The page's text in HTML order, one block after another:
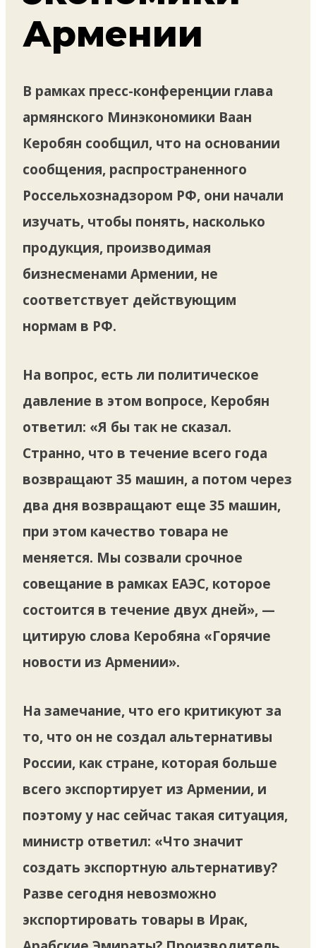
Армении
В рамках пресс-конференции глава
армянского Минэкономики Ваан
Керобян сообщил, что на основании
сообщения, распространенного
Россельхознадзором РФ, они начали
изучать, чтобы понять, насколько
продукция, производимая
бизнесменами Армении, не
соответствует действующим
нормам в РФ.
На вопрос, есть ли политическое
давление в этом вопросе, Керобян
ответил: «Я бы так не сказал.
Странно, что в течение всего года
возвращают 35 машин, а потом через
два дня возвращают еще 35 машин,
при этом качество товара не
меняется. Мы созвали срочное
совещание в рамках ЕАЭС, которое
состоится в течение двух дней», —
цитирую слова Керобяна «Горячие
новости из Армении».
На замечание, что его критикуют за
то, что он не создал альтернативы
России, как стране, которая больше
всего экспортирует из Армении, и
поэтому у нас сейчас такая ситуация,
министр ответил: «Что значит
создать экспортную альтернативу?
Разве сегодня невозможно
экспортировать товары в Ирак,